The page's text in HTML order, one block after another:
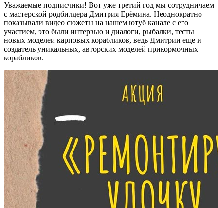
Уважаемые подписчики! Вот уже третий год мы сотрудничаем
с мастерской родбилдера Дмитрия Ерёмина. Неоднократно
показывали видео сюжеты на нашем ютуб канале с его
участием, это были интервью и диалоги, рыбалки, тесты
новых моделей карповых корабликов, ведь Дмитрий еще и
создатель уникальных, авторских моделей прикормочных
корабликов.